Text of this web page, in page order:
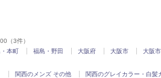
（3件）
本町 福島・野田 大阪府 大阪市 大阪
関西のメンズ その他 関西のグレイカラー・白髪